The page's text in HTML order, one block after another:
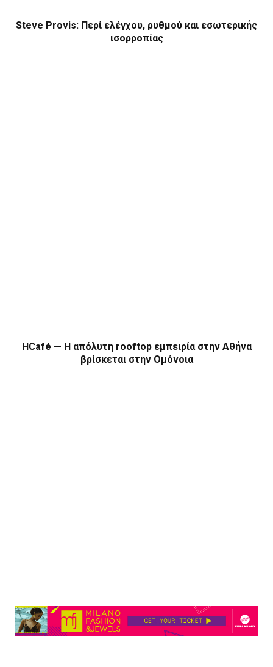
Steve Provis: Περί ελέγχου, ρυθμού και εσωτερικής
ισορροπίας
HCafé — Η απόλυτη rooftop εμπειρία στην Αθήνα
βρίσκεται στην Ομόνοια